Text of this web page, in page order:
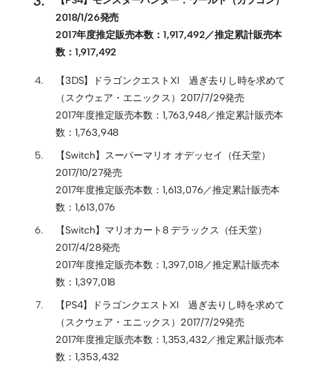
2018/1/26発売
2017年度推定販売本数：1,917,492／推定累計販売本
数：1,917,492
【3DS】ドラゴンクエストXI 過ぎ去りし時を求めて
（スクウェア・エニックス）2017/7/29発売
2017年度推定販売本数：1,763,948／推定累計販売本
数：1,763,948
【Switch】スーパーマリオ オデッセイ（任天堂）
2017/10/27発売
2017年度推定販売本数：1,613,076／推定累計販売本
数：1,613,076
【Switch】マリオカート8 デラックス（任天堂）
2017/4/28発売
2017年度推定販売本数：1,397,018／推定累計販売本
数：1,397,018
【PS4】ドラゴンクエストXI 過ぎ去りし時を求めて
（スクウェア・エニックス）2017/7/29発売
2017年度推定販売本数：1,353,432／推定累計販売本
数：1,353,432